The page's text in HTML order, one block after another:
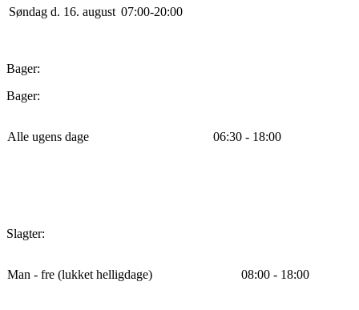
Søndag d. 16. august 07:00-20:00
Bager:
Bager:
Alle ugens dage 06:30 - 18:00
Slagter:
Man - fre (lukket helligdage) 08:00 - 18:00